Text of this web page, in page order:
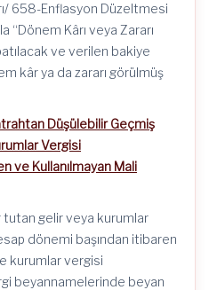
658-Enflasyon Düzeltmesi
“Dönem Kârı veya Zararı
ve verilen bakiye
kâr ya da zararı görülmüş
Düşülebilir Geçmiş
Vergisi
ve Kullanılmayan Mali
gelir veya kurumlar
dönemi başından itibaren
kurumlar vergisi
beyannamelerinde beyan